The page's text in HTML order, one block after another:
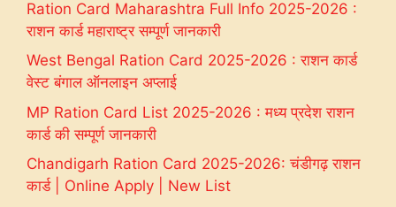
Ration Card Maharashtra Full Info 2025-2026 :
राशन कार्ड महाराष्ट्र सम्पूर्ण जानकारी
West Bengal Ration Card 2025-2026 : राशन कार्ड
वेस्ट बंगाल ऑनलाइन अप्लाई
MP Ration Card List 2025-2026 : मध्य प्रदेश राशन
कार्ड की सम्पूर्ण जानकारी
Chandigarh Ration Card 2025-2026: चंडीगढ़ राशन
कार्ड | Online Apply | New List